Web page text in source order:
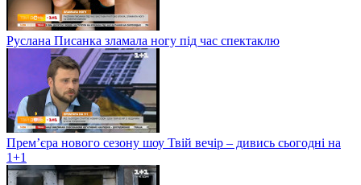
Руслана Писанка зламала ногу під час спектаклю
Прем’єра нового сезону шоу Твій вечір – дивись сьогодні на
1+1